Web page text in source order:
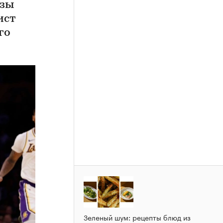
Зеленый шум: рецепты блюд из